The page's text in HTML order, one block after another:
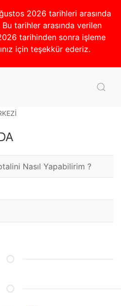
2026 tarihleri arasında
tarihler arasında verilen
tarihinden sonra işleme
için teşekkür ederiz.
Nasıl Yapabilirim ?